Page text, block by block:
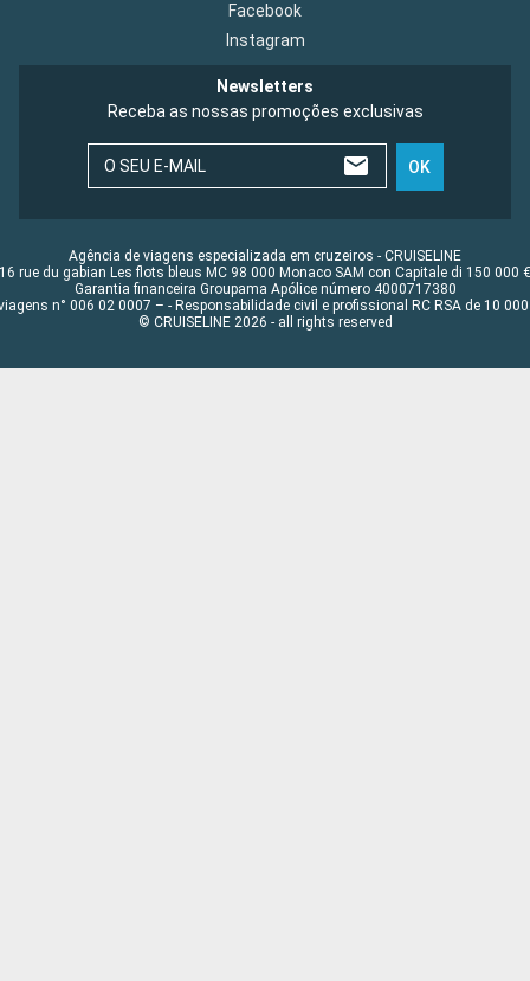
Facebook
Instagram
Newsletters
Receba as nossas promoções exclusivas
O SEU E-MAIL OK
Agência de viagens especializada em cruzeiros - CRUISELINE
16 rue du gabian Les flots bleus MC 98 000 Monaco SAM con Capitale di 150 000 €
Garantia financeira Groupama Apólice número 4000717380
n° 006 02 0007 – - Responsabilidade civil e profissional RC RSA de 10 000
© CRUISELINE 2026 - all rights reserved